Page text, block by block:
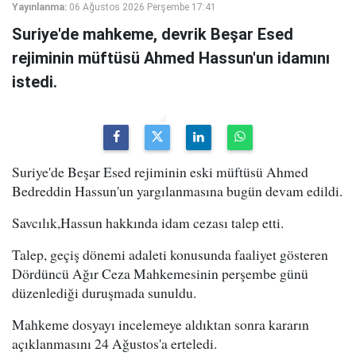
Yayınlanma: 06 Ağustos 2026 Perşembe 17:41
Suriye'de mahkeme, devrik Beşar Esed
rejiminin müftüsü Ahmed Hassun'un idamını
istedi.
Suriye'de Beşar Esed rejiminin eski müftüsü Ahmed
Bedreddin Hassun'un yargılanmasına bugün devam edildi.
Savcılık,Hassun hakkında idam cezası talep etti.
Talep, geçiş dönemi adaleti konusunda faaliyet gösteren
Dördüncü Ağır Ceza Mahkemesinin perşembe günü
düzenlediği duruşmada sunuldu.
Mahkeme dosyayı incelemeye aldıktan sonra kararın
açıklanmasını 24 Ağustos'a erteledi.